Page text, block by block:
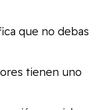
que no debas
tienen uno